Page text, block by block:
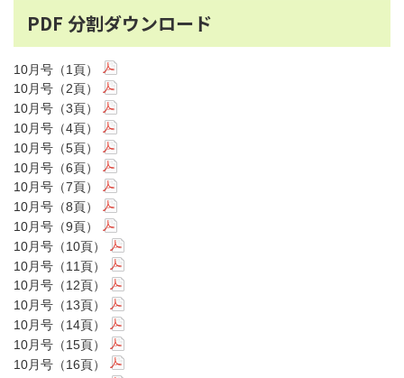
PDF 分割ダウンロード
10月号（1頁）
10月号（2頁）
10月号（3頁）
10月号（4頁）
10月号（5頁）
10月号（6頁）
10月号（7頁）
10月号（8頁）
10月号（9頁）
10月号（10頁）
10月号（11頁）
10月号（12頁）
10月号（13頁）
10月号（14頁）
10月号（15頁）
10月号（16頁）